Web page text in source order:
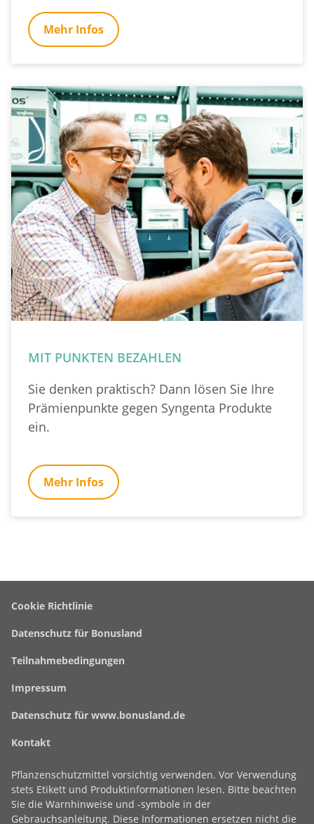
Mehr Infos
MIT PUNKTEN BEZAHLEN
Sie denken praktisch? Dann lösen Sie Ihre
Prämienpunkte gegen Syngenta Produkte
ein.
Mehr Infos
Footer-
Navigation
Cookie Richtlinie
Datenschutz für Bonusland
Teilnahmebedingungen
Impressum
Datenschutz für www.bonusland.de
Kontakt
Pflanzenschutzmittel vorsichtig verwenden. Vor Verwendung
stets Etikett und Produktinformationen lesen. Bitte beachten
Sie die Warnhinweise und -symbole in der
Gebrauchsanleitung. Diese Informationen ersetzen nicht die